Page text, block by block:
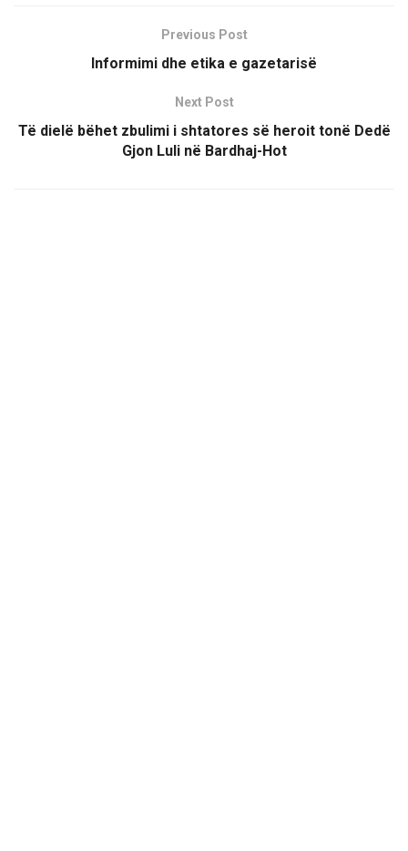
Previous Post
Informimi dhe etika e gazetarisë
Next Post
Të dielë bëhet zbulimi i shtatores së heroit tonë Dedë
Gjon Luli në Bardhaj-Hot